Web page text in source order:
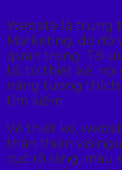
Website là trung
Marketing, do đó
quan trọng. Tối
tố, từ thiết kế, nội
năng tương thích
tìm kiếm.
Về thiết kế,
thân thiện với
cục rõ ràng, màu